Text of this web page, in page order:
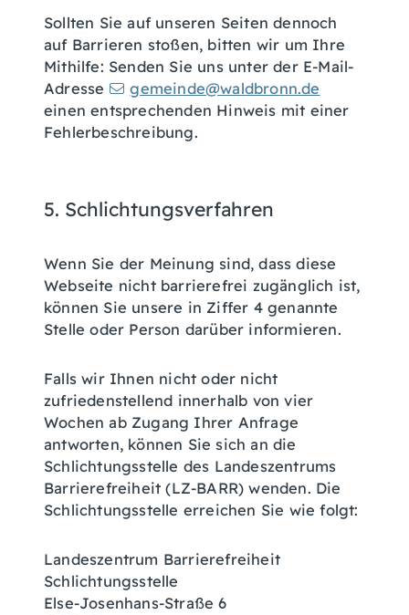
Sollten Sie auf unseren Seiten dennoch
auf Barrieren stoßen, bitten wir um Ihre
Mithilfe: Senden Sie uns unter der E-Mail-
Adresse
gemeinde@waldbronn.de
einen entsprechenden Hinweis mit einer
Fehlerbeschreibung.
5. Schlichtungsverfahren
Wenn Sie der Meinung sind, dass diese
Webseite nicht barrierefrei zugänglich ist,
können Sie unsere in Ziffer 4 genannte
Stelle oder Person darüber informieren.
Falls wir Ihnen nicht oder nicht
zufriedenstellend innerhalb von vier
Wochen ab Zugang Ihrer Anfrage
antworten, können Sie sich an die
Schlichtungsstelle des Landeszentrums
Barrierefreiheit (LZ-BARR) wenden. Die
Schlichtungsstelle erreichen Sie wie folgt:
Landeszentrum Barrierefreiheit
Schlichtungsstelle
Else-Josenhans-Straße 6